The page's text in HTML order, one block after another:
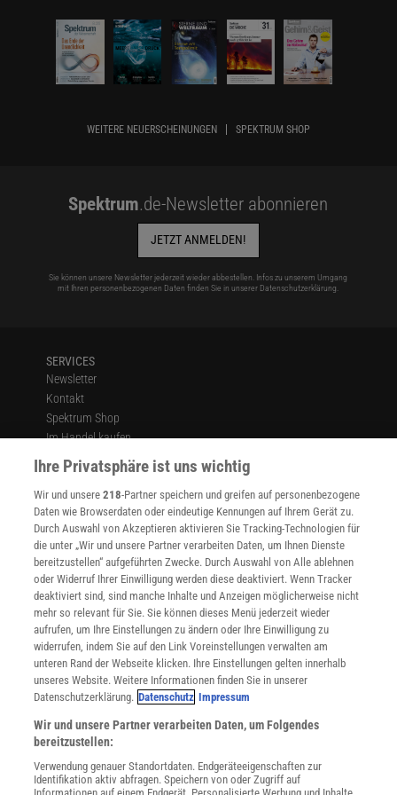
WEITERE NEUERSCHEINUNGEN SPEKTRUM SHOP
Spektrum.de-Newsletter abonnieren
JETZT ANMELDEN!
Sie können unsere Newsletter jederzeit wieder abbestellen. Infos zu unserem Umgang
mit Ihren personenbezogenen Daten finden Sie in unserer Datenschutzerklärung.
SERVICES
Newsletter
Kontakt
Spektrum Shop
Im Handel kaufen
Presse
Verträge kündigen
Widerruf
INFO
Mediadaten
Datenschutz
Nutzungsbedingungen
Cookie-Einstellungen
Utiq verwalten
Nutzungsbasierte Onlinewerbung
Alle Artikel
Impressum
Angebote für Schulen
Angebote für Institutionen
Sprachen lernen mit Gymglish
Lexika
Ihre Privatsphäre ist uns wichtig
Wir und unsere218-Partner speichern und greifen auf personenbezogene
Daten wie Browserdaten oder eindeutige Kennungen auf Ihrem Gerät zu.
Durch Auswahl von Akzeptieren aktivieren Sie Tracking-Technologien für
die unter „Wir und unsere Partner verarbeiten Daten, um Ihnen Dienste
bereitzustellen“ aufgeführten Zwecke. Durch Auswahl von Alle ablehnen
oder Widerruf Ihrer Einwilligung werden diese deaktiviert. Wenn Tracker
deaktiviert sind, sind manche Inhalte und Anzeigen möglicherweise nicht
mehr so relevant für Sie. Sie können dieses Menü jederzeit wieder
aufrufen, um Ihre Einstellungen zu ändern oder Ihre Einwilligung zu
widerrufen, indem Sie auf den Link Voreinstellungen verwalten am
unteren Rand der Webseite klicken. Ihre Einstellungen gelten innerhalb
unseres Website. Weitere Informationen finden Sie in unserer
Datenschutzerklärung. Datenschutz Impressum
Wir und unsere Partner verarbeiten Daten, um Folgendes
bereitzustellen:
Verwendung genauer Standortdaten. Endgeräteeigenschaften zur
Identifikation aktiv abfragen. Speichern von oder Zugriff auf